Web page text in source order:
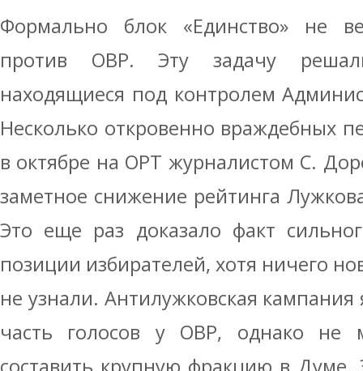
Формально блок «Единство» не
против ОВР. Эту задачу
находящиеся под контролем
Несколько откровенно враждебных
в октябре на ОРТ журналистом С.
заметное снижение рейтинга
Это еще раз доказало факт
позиции избирателей, хотя ничего
не узнали. Антилужковская
часть голосов у ОВР, однако не